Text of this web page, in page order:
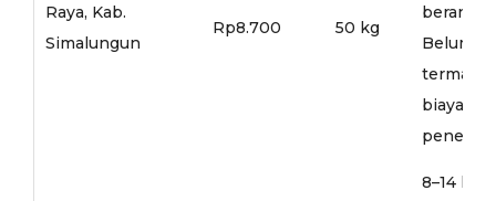
Raya, Kab.
Simalungun
Rp8.700 50 kg
Belum
biaya
8–14 hari